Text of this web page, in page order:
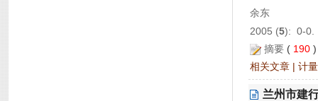
余东
2005 (5): 0-0.
摘要 ( 190
相关文章 | 计
兰州市建